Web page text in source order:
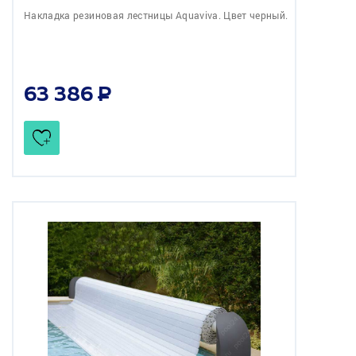
Накладка резиновая лестницы Aquaviva. Цвет черный.
63 386